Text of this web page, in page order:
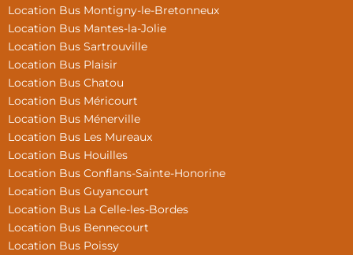
Location Bus Montigny-le-Bretonneux
Location Bus Mantes-la-Jolie
Location Bus Sartrouville
Location Bus Plaisir
Location Bus Chatou
Location Bus Méricourt
Location Bus Ménerville
Location Bus Les Mureaux
Location Bus Houilles
Location Bus Conflans-Sainte-Honorine
Location Bus Guyancourt
Location Bus La Celle-les-Bordes
Location Bus Bennecourt
Location Bus Poissy